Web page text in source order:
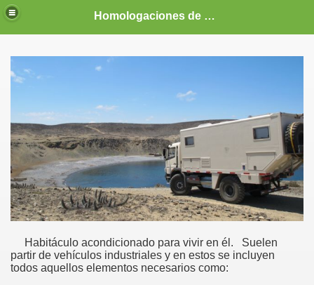
Homologaciones de vehículos, MD, camper, tuning, 4x4, racing, competición, vehículo vivienda, coches, profesionales, homologador, homologar, BMW, e36, e30, M3, Mitsubishi Evo, Subaru Impreza, Patrol, precio, económico,barato, Guipúzcoa
Habitáculo acondicionado para vivir en él.
Suelen
partir de vehículos industriales y en estos se incluyen
todos aquellos elementos necesarios como: